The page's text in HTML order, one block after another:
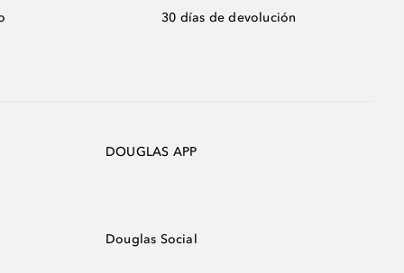
30 días de devolución
DOUGLAS APP
Douglas Social